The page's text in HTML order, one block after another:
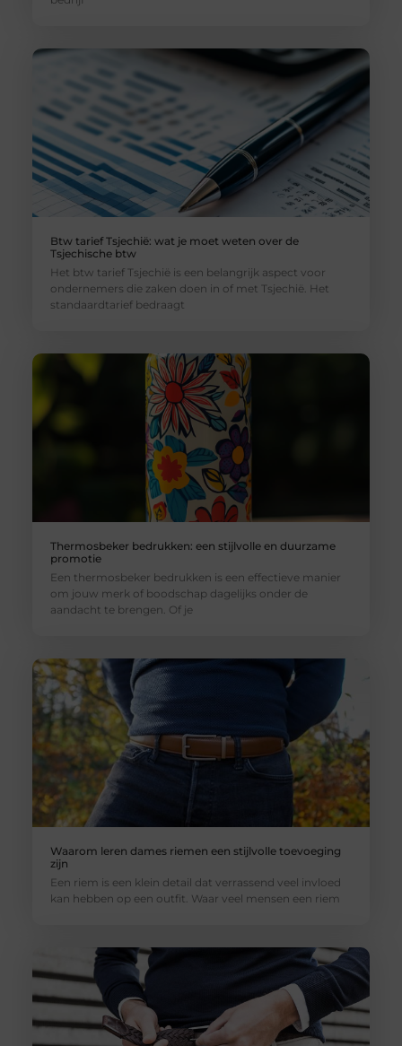
Btw tarief Tsjechië: wat je moet weten over de
Tsjechische btw
Het btw tarief Tsjechië is een belangrijk aspect voor
ondernemers die zaken doen in of met Tsjechië. Het
standaardtarief bedraagt
Thermosbeker bedrukken: een stijlvolle en duurzame
promotie
Een thermosbeker bedrukken is een effectieve manier
om jouw merk of boodschap dagelijks onder de
aandacht te brengen. Of je
Waarom leren dames riemen een stijlvolle toevoeging
zijn
Een riem is een klein detail dat verrassend veel invloed
kan hebben op een outfit. Waar veel mensen een riem